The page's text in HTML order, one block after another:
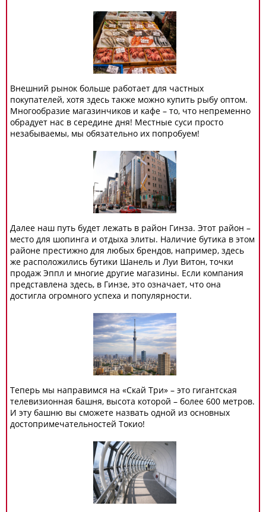
Внешний рынок больше работает для частных
покупателей, хотя здесь также можно купить рыбу оптом.
Многообразие магазинчиков и кафе – то, что непременно
обрадует нас в середине дня! Местные суси просто
незабываемы, мы обязательно их попробуем!
Далее наш путь будет лежать в район Гинза. Этот район –
место для шопинга и отдыха элиты. Наличие бутика в этом
районе престижно для любых брендов, например, здесь
же расположились бутики Шанель и Луи Витон, точки
продаж Эппл и многие другие магазины. Если компания
представлена здесь, в Гинзе, это означает, что она
достигла огромного успеха и популярности.
Теперь мы направимся на «Скай Три» – это гигантская
телевизионная башня, высота которой – более 600 метров.
И эту башню вы сможете назвать одной из основных
достопримечательностей Токио!